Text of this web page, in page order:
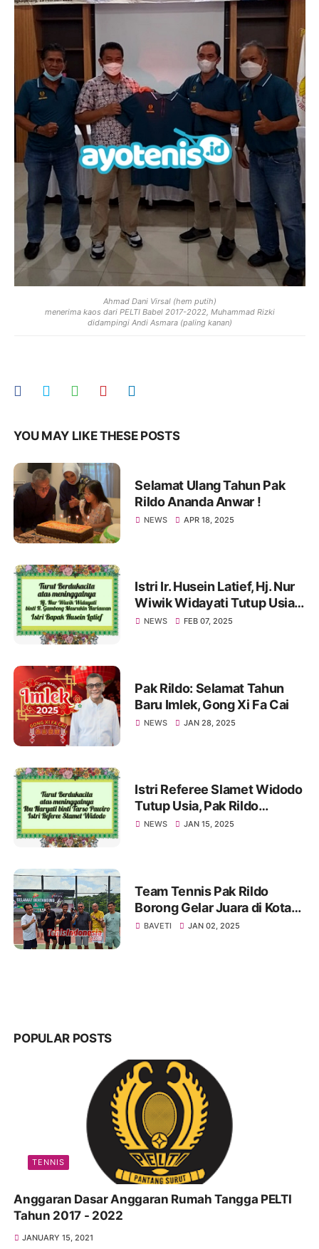
Ahmad Dani Virsal (hem putih)
menerima kaos dari PELTI Babel 2017-2022, Muhammad Rizki
didampingi Andi Asmara (paling kanan)
YOU MAY LIKE THESE POSTS
Selamat Ulang Tahun Pak
Rildo Ananda Anwar !
NEWS APR 18, 2025
Istri Ir. Husein Latief, Hj. Nur
Wiwik Widayati Tutup Usia.
Pak Rildo Sampaikan
NEWS FEB 07, 2025
Pak Rildo: Selamat Tahun
Baru Imlek, Gong Xi Fa Cai
NEWS JAN 28, 2025
Istri Referee Slamet Widodo
Tutup Usia, Pak Rildo
Sampaikan Ucapan
NEWS JAN 15, 2025
Team Tennis Pak Rildo
Borong Gelar Juara di Kota
Atlas
BAVETI JAN 02, 2025
POPULAR POSTS
TENNIS
Anggaran Dasar Anggaran Rumah Tangga PELTI
Tahun 2017 - 2022
JANUARY 15, 2021